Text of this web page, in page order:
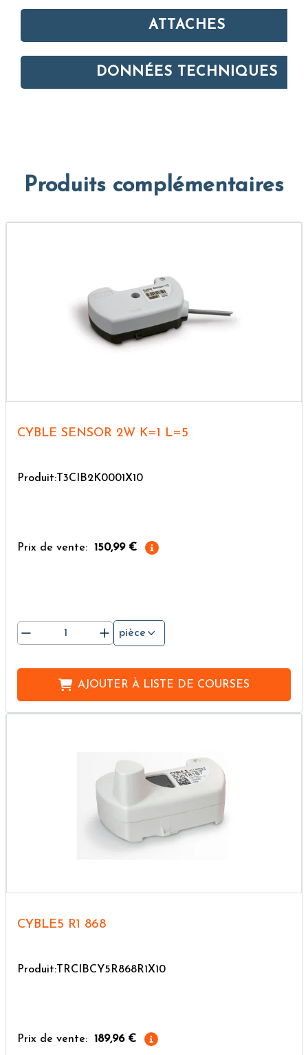
ATTACHES
DONNÉES TECHNIQUES
Produits complémentaires
CYBLE SENSOR 2W K=1 L=5
Produit:T3CIB2K0001X10
Prix de vente: 150,99 €
pièce
AJOUTER À LISTE DE COURSES
CYBLE5 R1 868
Produit:TRCIBCY5R868R1X10
Prix de vente: 189,96 €